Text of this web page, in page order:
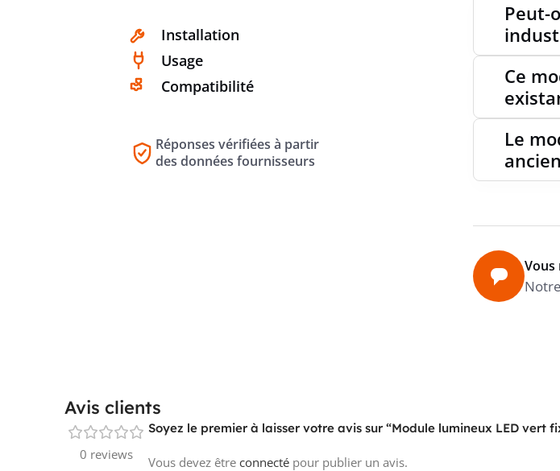
Installation
Usage
Compatibilité
Réponses vérifiées à partir
des données fournisseurs
Peut-
Ce
Le
Vous
Avis clients
0 reviews
Soyez le premier à laisser votre avis sur “Module lumineux LED vert
Vous devez être connecté pour publier un avis.